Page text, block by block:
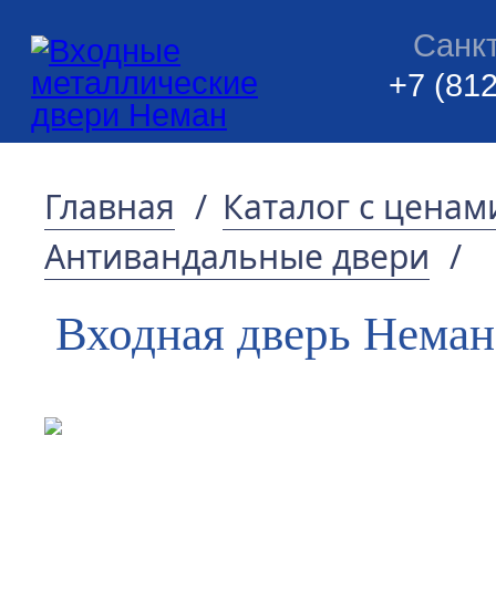
+7
Главная / Каталог с
Антивандальные двери /
Входная дверь